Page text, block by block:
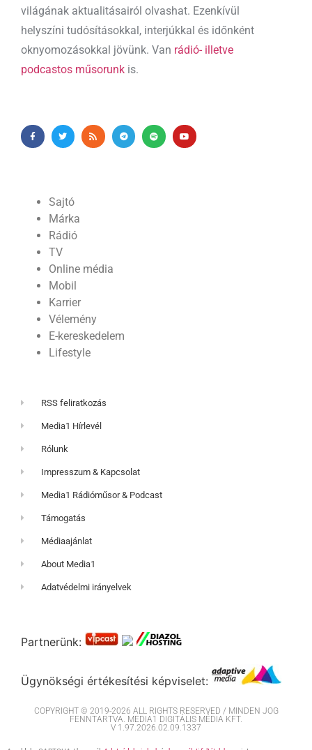
világának aktualitásairól olvashat. Ezenkívül
helyszíni tudósításokkal, interjúkkal és időnként
oknyomozásokkal jövünk. Van rádió- illetve
podcastos műsorunk is.
Sajtó
Márka
Rádió
TV
Online média
Mobil
Karrier
Vélemény
E-kereskedelem
Lifestyle
RSS feliratkozás
Media1 Hírlevél
Rólunk
Impresszum & Kapcsolat
Media1 Rádióműsor & Podcast
Támogatás
Médiaajánlat
About Media1
Adatvédelmi irányelvek
Partnerünk:
Ügynökségi értékesítési képviselet:
COPYRIGHT © 2019-2026 ALL RIGHTS RESERVED / MINDEN JOG
FENNTARTVA. MEDIA1 DIGITÁLIS MÉDIA KFT.
V 1.97.2026.02.09.1337